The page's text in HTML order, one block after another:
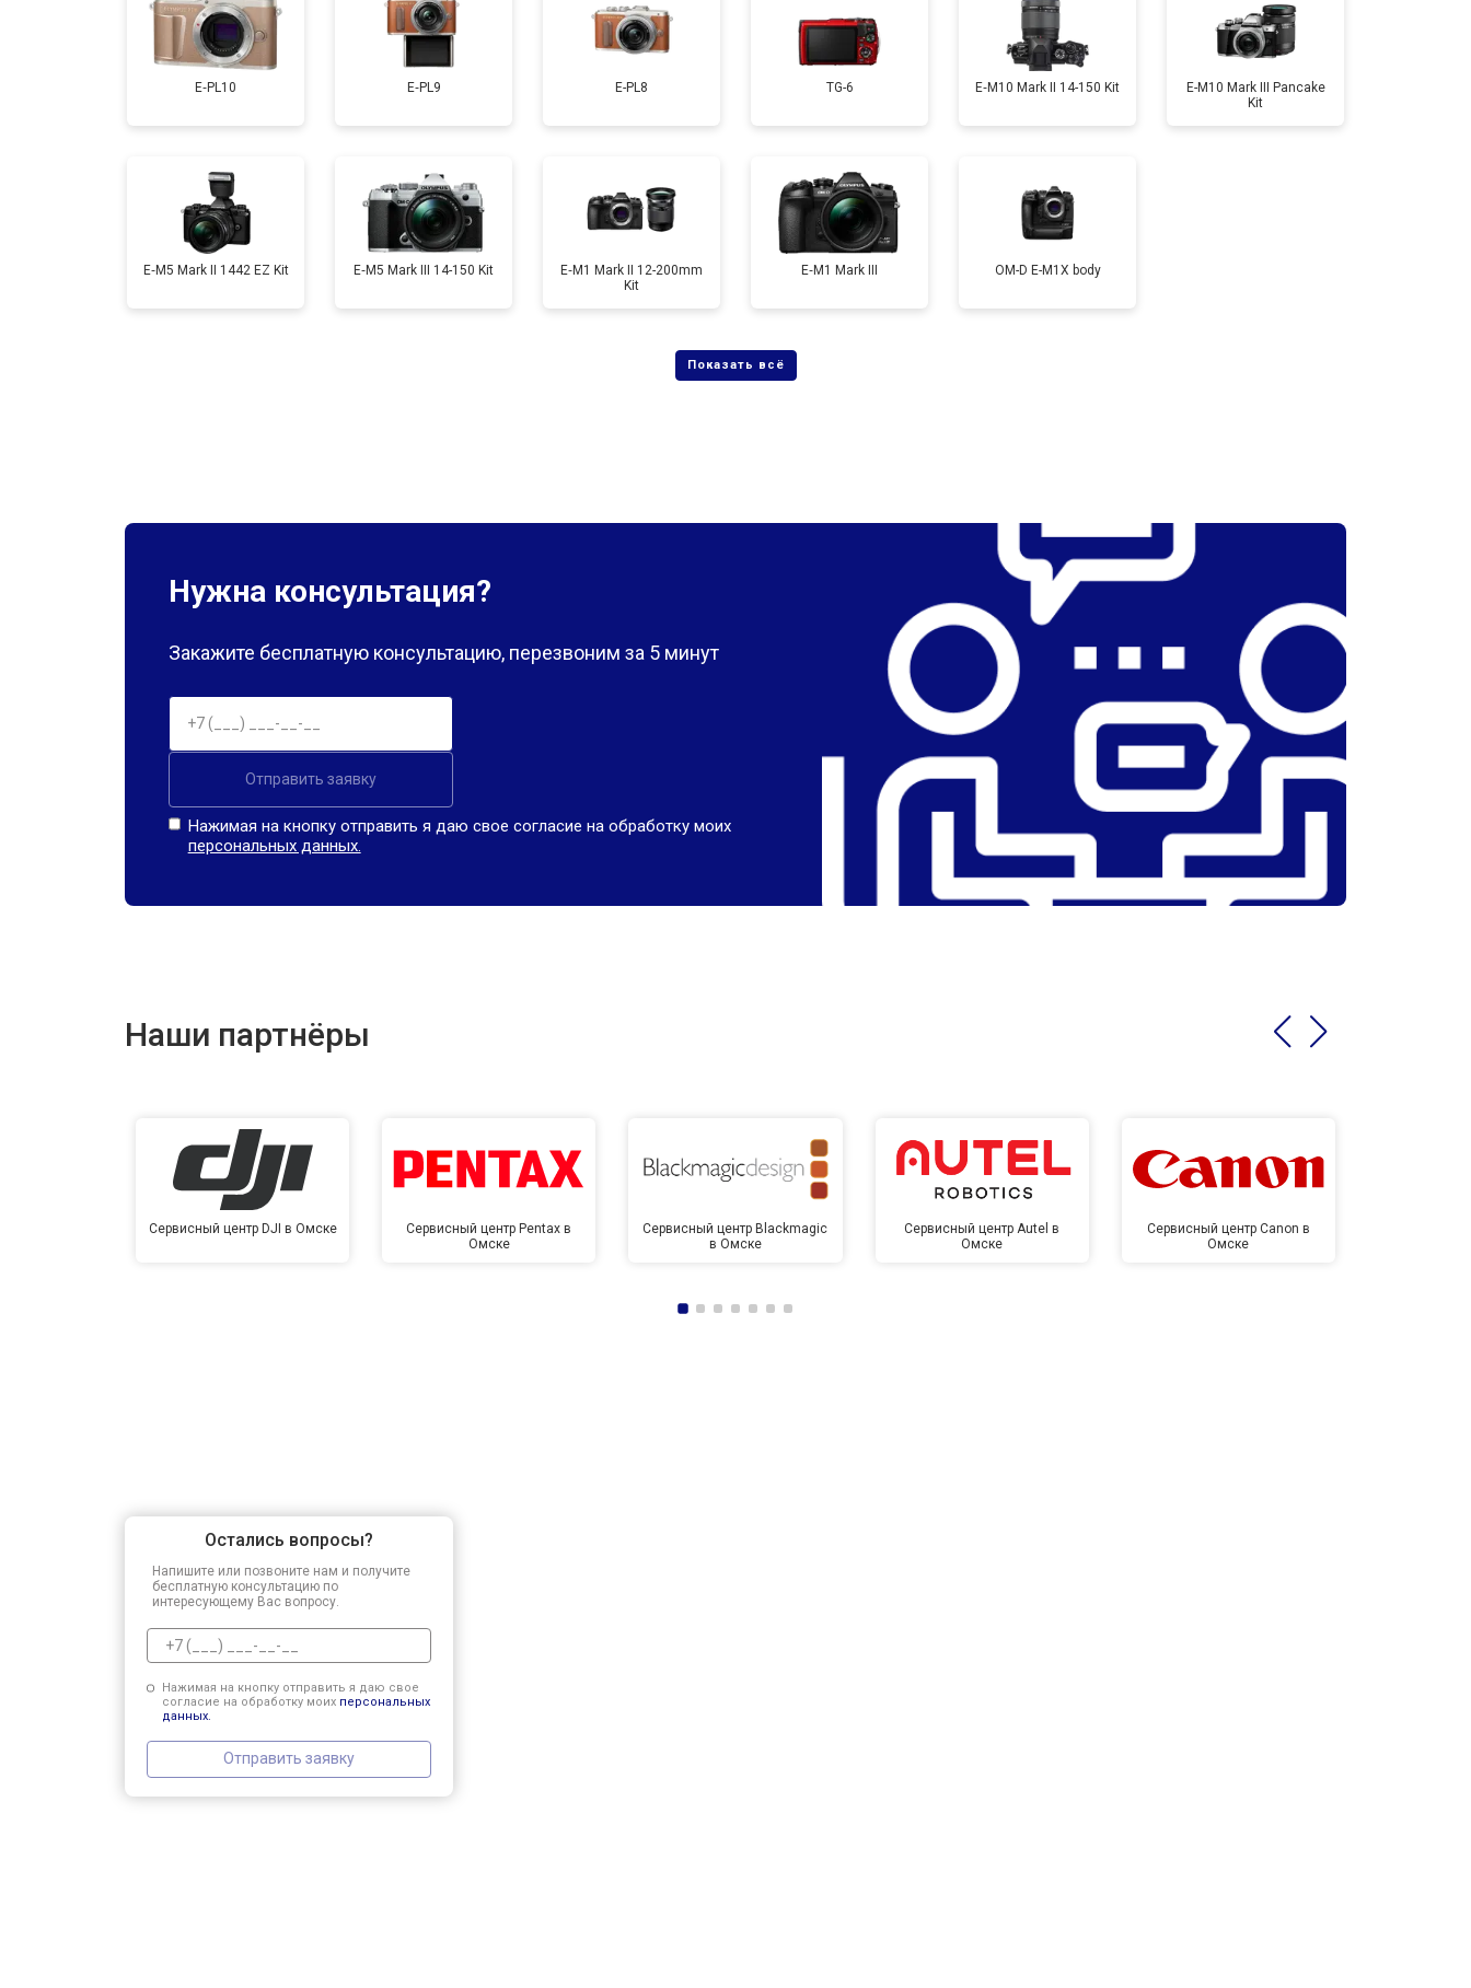
Замена CCD/CMOS матрицы от 120 мин от 4300 ₽ Заказать
Заказать
Чистка матрицы от 90 мин от 3100 ₽
E‑PL10 E‑PL9 E-PL8 TG-6 E‑M10 Mark II 14-150 Kit
E-M10 Mark III Pancake
Kit
E‑M5 Mark II 1442 EZ Kit E‑M5 Mark III 14-150 Kit
E‑M1 Mark II 12-200mm
Kit
E‑M1 Mark III OM-D E-M1X body
Нужна консультация?
Закажите бесплатную консультацию, перезвоним за 5 минут
Отправить заявку
Нажимая на кнопку отправить я даю свое согласие на обработку моих
персональных данных.
Наши партнёры
Сервисный центр DJI в Омске
Сервисный центр Pentax в
Омске
Сервисный центр Blackmagic
в Омске
Сервисный центр Autel в
Омске
Сервисный центр Canon в
Омске
Остались вопросы?
Напишите или позвоните нам и получите
бесплатную консультацию по
интересующему Вас вопросу.
Нажимая на кнопку отправить я даю свое
согласие на обработку моих персональных
данных.
Отправить заявку